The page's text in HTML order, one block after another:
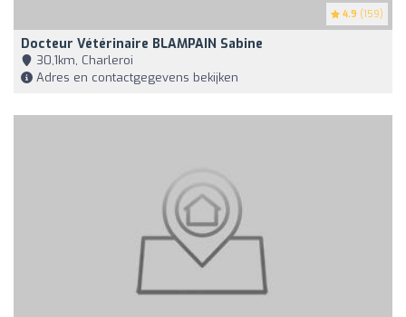
4.9 (159)
Docteur Vétérinaire BLAMPAIN Sabine
30,1km, Charleroi
Adres en contactgegevens bekijken